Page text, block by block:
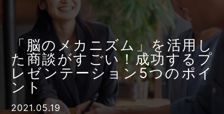
「脳のメカニズム」を活用し
た商談がすごい！成功するプ
レゼンテーション5つのポイ
ント
2021.05.19